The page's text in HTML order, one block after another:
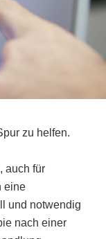
zu helfen.
auch für
eine
und notwendig
nach einer